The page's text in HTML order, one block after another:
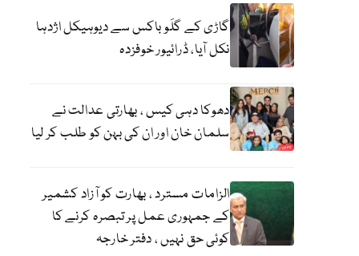
گاڑی کے گلَو باکس سے دیوہیکل اژدہا
نکل آیا، ڈرائیور خوفزدہ
دھوکا دہی کیس ، بھارتی عدالت نے
سلمان خان اور ان کی بہن کو طلب کر لیا
الزامات مسترد ، بھارت کو آزاد کشمیر
کے جمہوری عمل پر تبصرہ کرنے کا
کوئی حق نہیں ، دفتر خارجہ